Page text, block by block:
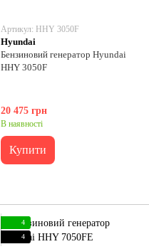
Артикул: HHY 3050F
Hyundai
Бензиновий генератор Hyundai
HHY 3050F
20 475 грн
В наявності
Купити
4
4